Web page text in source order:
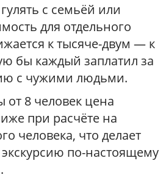
с семьёй или
для отдельного
к тысяче-двум — к
бы каждый заплатил за
с чужими людьми.
8 человек цена
при расчёте на
человека, что делает
по-настоящему